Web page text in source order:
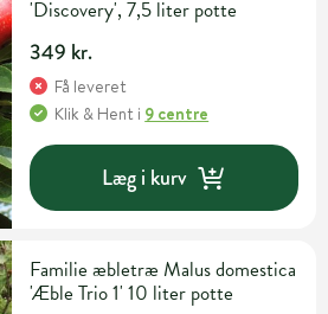
'Discovery', 7,5 liter potte
349 kr.
Få leveret
Klik & Hent i 9 centre
Læg i kurv
Familie æbletræ Malus domestica
'Æble Trio 1' 10 liter potte